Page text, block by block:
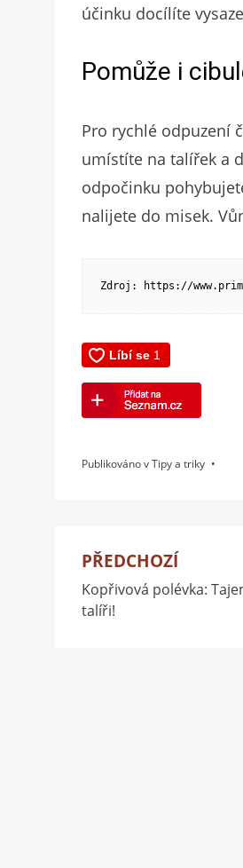
účinku docílíte
Pomůže i
Pro rychlé odpuzení
umístíte na talířek a
odpočinku
nalijete do misek.
Zdroj: https://
Publikováno vTipy a triky
Navigace
pro
PŘEDCHOZÍ
Kopřivová polévka:
talíři!